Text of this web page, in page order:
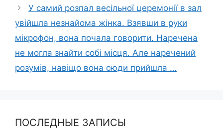
У самий розпал весільної церемонії в зал
увійшла незнайома жінка. Взявши в руки
мікрофон, вона почала говорити. Наречена
не могла знайти собі місця. Але наречений
розумів, навіщо вона сюди прийшла …
ПОСЛЕДНЫЕ ЗАПИСЫ